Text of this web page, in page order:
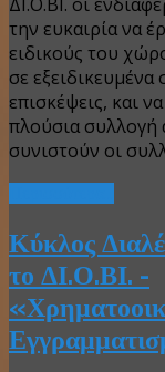
την ευκαιρία να
ειδικούς του
σε εξειδικευμένα
επισκέψεις, και
πλούσια συλλογή
συνιστούν οι
Κύκλος
το ΔΙ.Ο.ΒΙ. -